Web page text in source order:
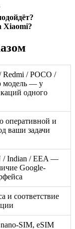
Xiaomi?
Redmi / POCO /
модель — у
одного
оперативной и
ваши задачи
/ Indian / EEA —
Google-
и соответствие
SIM, eSIM